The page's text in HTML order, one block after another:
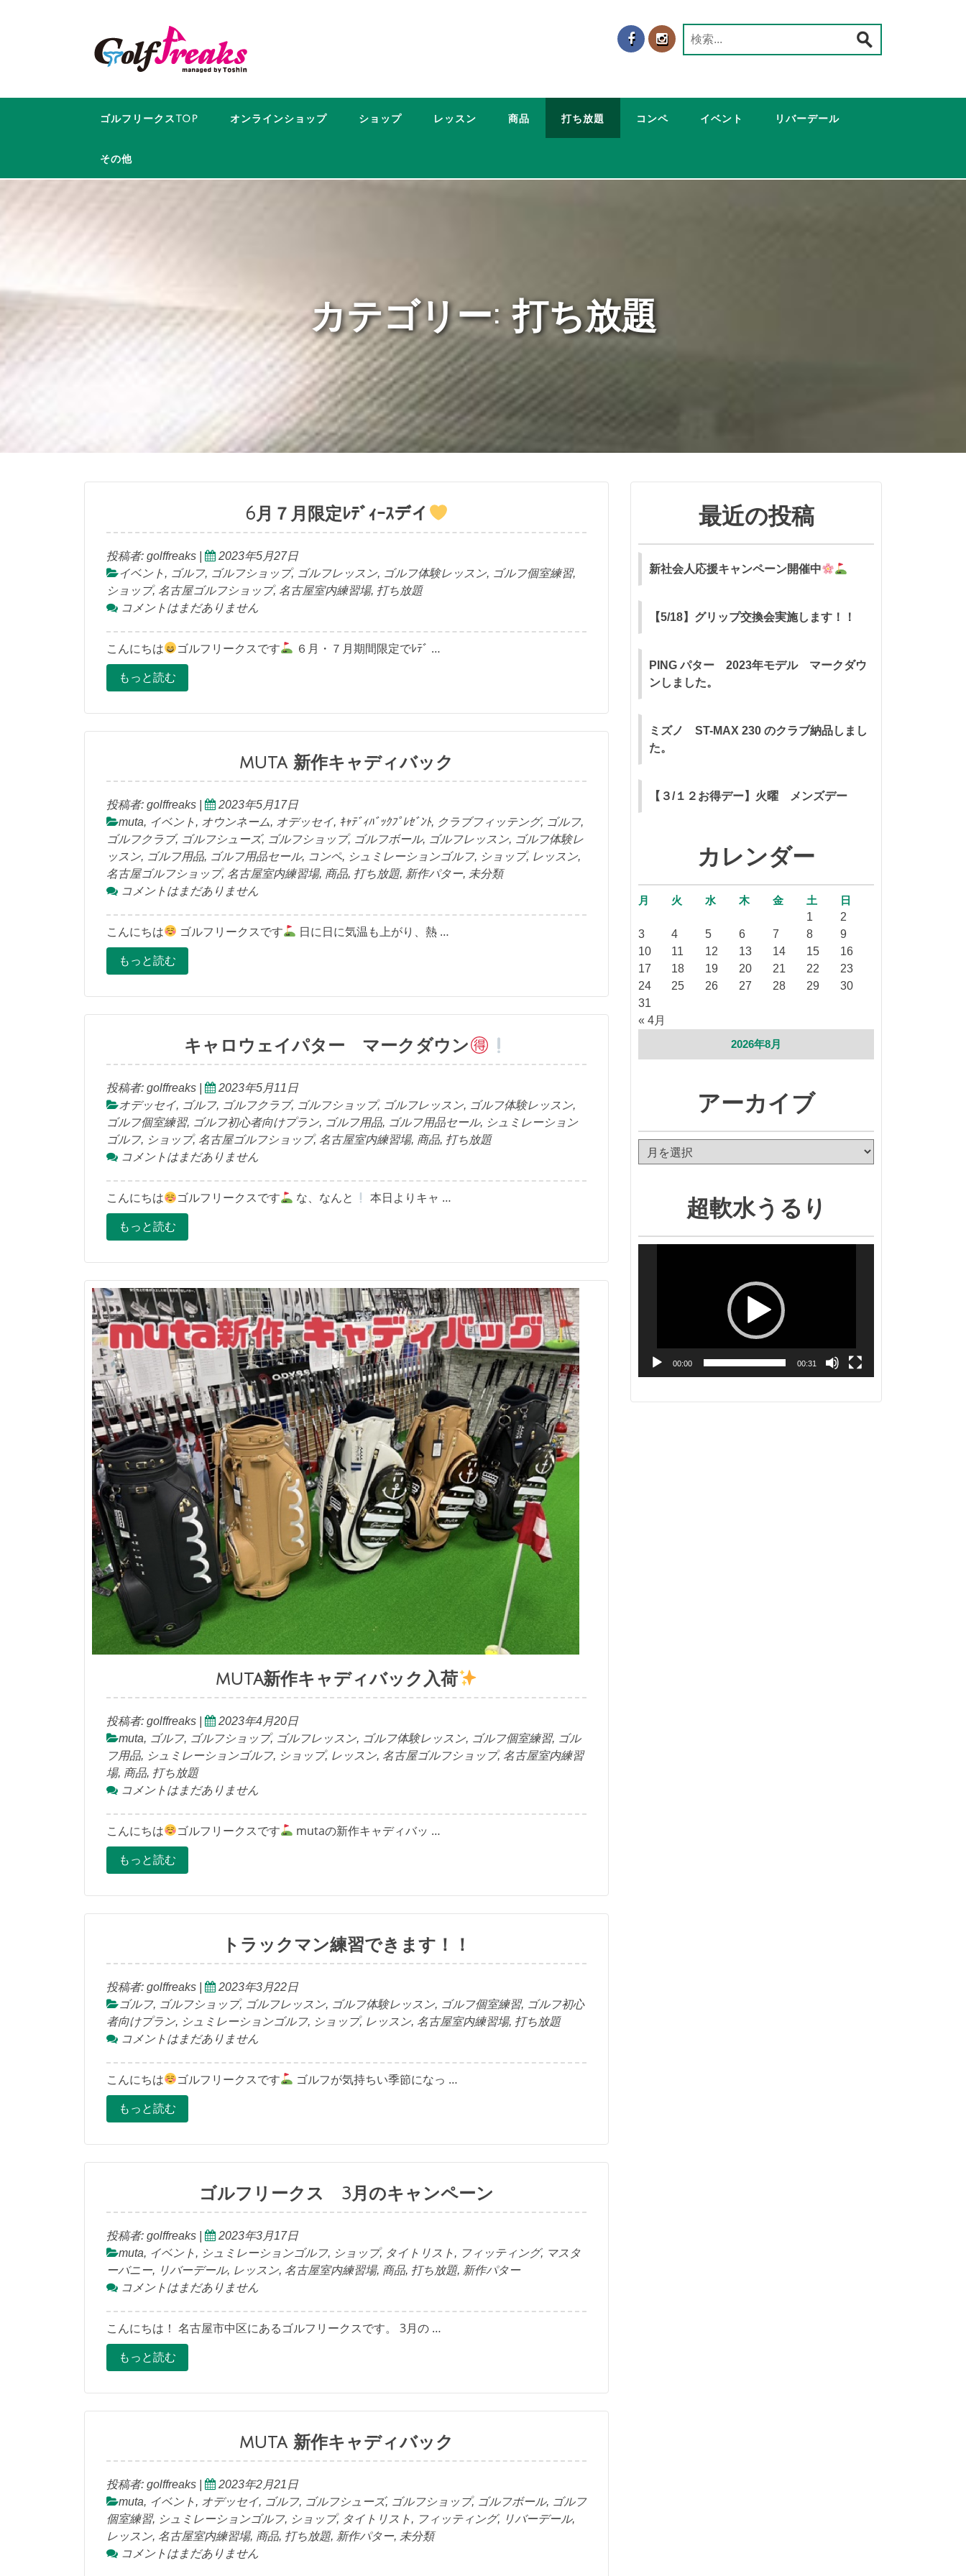
検
索:
ゴルフリークスTOP オンラインショップ ショップ レッスン 商品 打ち放題 コンペ イベント リバーデール
その他
カテゴリー: 打ち放題
6月７月限定ﾚﾃﾞｨｰｽデイ
投稿者: golffreaks
2023年5月27日
イベント , ゴルフ, ゴルフショップ, ゴルフレッスン, ゴルフ体験レッスン, ゴルフ個室練習,
ショップ, 名古屋ゴルフショップ, 名古屋室内練習場, 打ち放題
コメントはまだありません
こんにちは ゴルフリークスです ６月・７月期間限定でﾚﾃﾞ …
もっと読む
muta 新作キャディバック
投稿者: golffreaks
2023年5月17日
muta, イベント , オウンネーム, オデッセイ, ｷｬﾃﾞｨﾊﾞｯｸﾌﾟﾚｾﾞﾝﾄ, クラブフィッテング, ゴルフ,
ゴルフクラブ, ゴルフシューズ, ゴルフショップ, ゴルフボール, ゴルフレッスン, ゴルフ体験レ
ッスン, ゴルフ用品, ゴルフ用品セール, コンペ, シュミレーションゴルフ, ショップ, レッスン,
名古屋ゴルフショップ, 名古屋室内練習場, 商品, 打ち放題, 新作パター, 未分類
コメントはまだありません
こんにちは ゴルフリークスです 日に日に気温も上がり、熱 …
もっと読む
キャロウェイパター マークダウン
投稿者: golffreaks
2023年5月11日
オデッセイ, ゴルフ, ゴルフクラブ, ゴルフショップ, ゴルフレッスン, ゴルフ体験レッスン,
ゴルフ個室練習, ゴルフ初心者向けプラン, ゴルフ用品, ゴルフ用品セール, シュミレーション
ゴルフ, ショップ, 名古屋ゴルフショップ, 名古屋室内練習場, 商品, 打ち放題
コメントはまだありません
こんにちは ゴルフリークスです な、なんと 本日よりキャ …
もっと読む
muta新作キャディバック入荷
投稿者: golffreaks
2023年4月20日
muta, ゴルフ, ゴルフショップ, ゴルフレッスン, ゴルフ体験レッスン, ゴルフ個室練習, ゴル
フ用品, シュミレーションゴルフ, ショップ, レッスン, 名古屋ゴルフショップ, 名古屋室内練習
場, 商品, 打ち放題
コメントはまだありません
こんにちは ゴルフリークスです mutaの新作キャディバッ …
もっと読む
トラックマン練習できます！！
投稿者: golffreaks
2023年3月22日
ゴルフ, ゴルフショップ, ゴルフレッスン, ゴルフ体験レッスン, ゴルフ個室練習, ゴルフ初心
者向けプラン, シュミレーションゴルフ, ショップ, レッスン, 名古屋室内練習場, 打ち放題
コメントはまだありません
こんにちは ゴルフリークスです ゴルフが気持ちい季節になっ …
もっと読む
ゴルフリークス 3月のキャンペーン
投稿者: golffreaks
2023年3月17日
muta, イベント , シュミレーションゴルフ, ショップ, タイトリスト , フィッティング, マスタ
ーバニー, リバーデール, レッスン, 名古屋室内練習場, 商品, 打ち放題, 新作パター
コメントはまだありません
こんにちは！ 名古屋市中区にあるゴルフリークスです。 3月の …
もっと読む
muta 新作キャディバック
投稿者: golffreaks
2023年2月21日
muta, イベント , オデッセイ, ゴルフ, ゴルフシューズ, ゴルフショップ, ゴルフボール, ゴルフ
個室練習, シュミレーションゴルフ, ショップ, タイトリスト , フィッティング, リバーデール,
レッスン, 名古屋室内練習場, 商品, 打ち放題, 新作パター, 未分類
コメントはまだありません
最近の投稿
新社会人応援キャンペーン開催中
【5/18】グリップ交換会実施します！！
PING パター 2023年モデル マークダウ
ンしました。
ミズノ ST-MAX 230 のクラブ納品しまし
た。
【３/１２お得デー】火曜 メンズデー
カレンダー
2026年8月
月 火 水 木 金 土 日
« 4月
1
2
3
4 5 6 7 8
9
10
11 12 13 14 15
16
17
18 19 20 21 22
23
24
25 26 27 28 29
30
31
アーカイブ
ー
超軟水うるり
00:00 00:31